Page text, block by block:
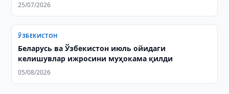
25/07/2026
ЎЗБЕКИСТОН
Беларусь ва Ўзбекистон июль ойидаги
келишувлар ижросини муҳокама қилди
05/08/2026